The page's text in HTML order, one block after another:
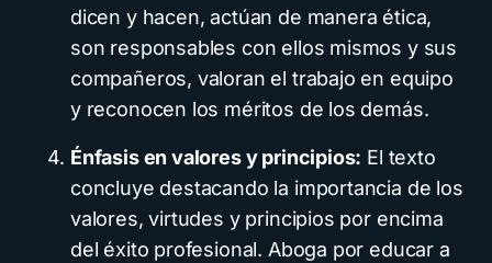
dicen y hacen, actúan de manera ética,
son responsables con ellos mismos y sus
compañeros, valoran el trabajo en equipo
y reconocen los méritos de los demás.
Énfasis en valores y principios: El texto
concluye destacando la importancia de los
valores, virtudes y principios por encima
del éxito profesional. Aboga por educar a